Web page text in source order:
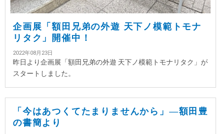
企画展「額田兄弟の外遊 天下ノ模範トモナ
リタク」開催中！
2022年08月23日
昨日より企画展「額田兄弟の外遊 天下ノ模範トモナリタク」が
スタートしました。
「今はあつくてたまりませんから」—額田豊
の書簡より